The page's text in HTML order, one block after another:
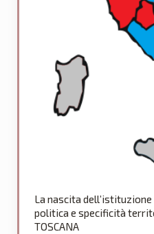
La nascita
politica e specificità
TOSCANA